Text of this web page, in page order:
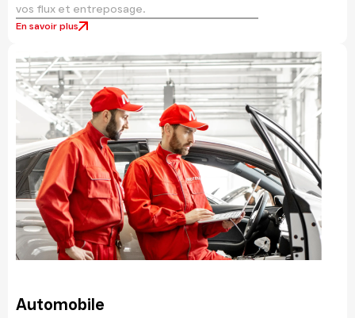
vos flux et entreposage.
En savoir plus
Automobile